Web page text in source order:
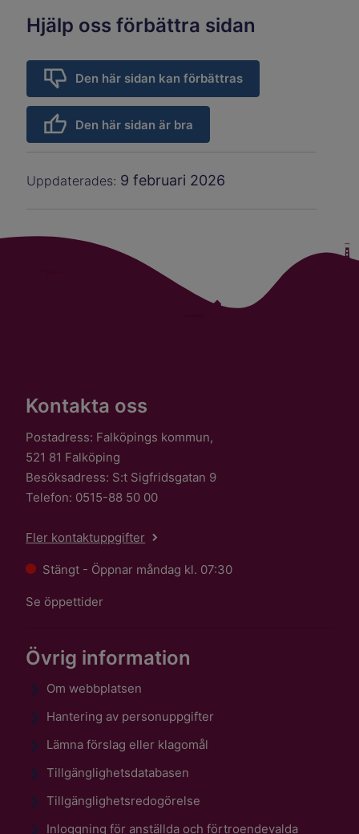
Hjälp oss förbättra sidan
Den här sidan kan förbättras
Den här sidan är bra
Uppdaterades: 9 februari 2026
Kontakta oss
Postadress: Falköpings kommun,
521 81 Falköping
Besöksadress: S:t Sigfridsgatan 9
Telefon: 0515-88 50 00
Fler kontaktuppgifter
Stängt - Öppnar måndag kl. 07:30
Se öppettider
Övrig information
Om webbplatsen
Hantering av personuppgifter
Lämna förslag eller klagomål
Tillgänglighetsdatabasen
Tillgänglighetsredogörelse
Inloggning för anställda och förtroendevalda